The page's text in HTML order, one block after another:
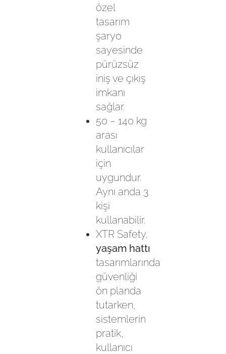
özel
tasarım
şaryo
sayesinde
pürüzsüz
iniş ve çıkış
imkanı
sağlar.
50 – 140 kg
arası
kullanıcılar
için
uygundur.
Aynı anda 3
kişi
kullanabilir.
XTR Safety,
yaşam hattı
tasarımlarında
güvenliği
ön planda
tutarken,
sistemlerin
pratik,
kullanıcı